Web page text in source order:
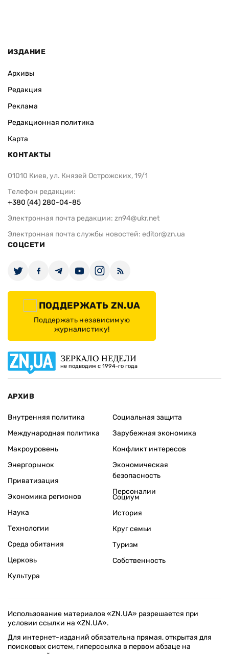
ИЗДАНИЕ
Архивы
Редакция
Реклама
Редакционная политика
Карта
КОНТАКТЫ
01010 Киев, ул. Князей Острожских, 19/1
Телефон редакции:
+380 (44) 280-04-85
Электронная почта редакции: zn94@ukr.net
Электронная почта службы новостей: editor@zn.ua
СОЦСЕТИ
ПОДДЕРЖАТЬ ZN.UA
Поддержать независимую
журналистику!
ЗЕРКАЛО НЕДЕЛИ
не подводим с 1994-го года
АРХИВ
Внутренняя политика
Международная политика
Макроуровень
Энергорынок
Приватизация
Экономика регионов
Социальная защита
Зарубежная экономика
Конфликт интересов
Экономическая
безопасность
Персоналии
Наука
Технологии
Среда обитания
Церковь
Культура
Социум
История
Круг семьи
Туризм
Собственность
Использование материалов «ZN.UA» разрешается при
условии ссылки на «ZN.UA».
Для интернет-изданий обязательна прямая, открытая для
поисковых систем, гиперссылка в первом абзаце на